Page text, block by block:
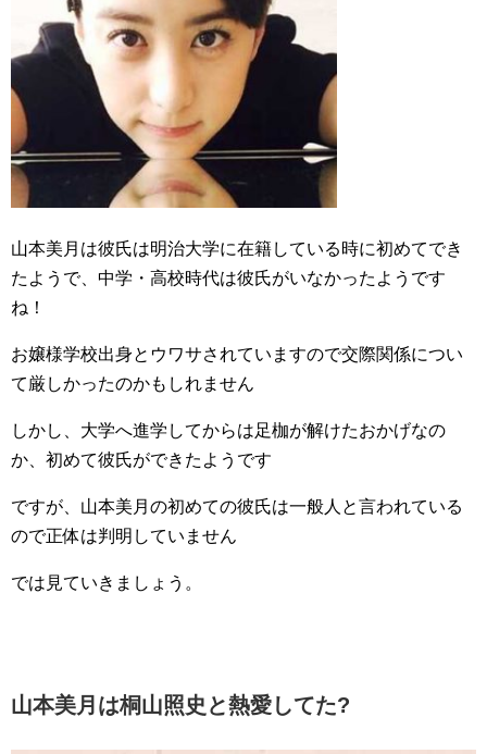
山本美月は彼氏は明治大学に在籍している時に初めてでき
たようで、中学・高校時代は彼氏がいなかったようです
ね！
お嬢様学校出身とウワサされていますので交際関係につい
て厳しかったのかもしれません
しかし、大学へ進学してからは足枷が解けたおかげなの
か、初めて彼氏ができたようです
ですが、山本美月の初めての彼氏は一般人と言われている
ので正体は判明していません
では見ていきましょう。
山本美月は桐山照史と熱愛してた?